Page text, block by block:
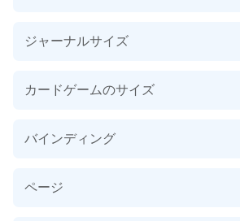
ジャーナルサイズ
カードゲームのサイズ
バインディング
ページ